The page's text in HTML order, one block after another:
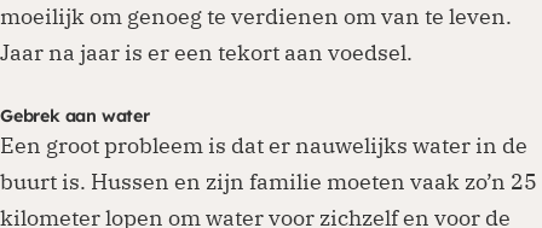
moeilijk om genoeg te verdienen om van te leven.
Jaar na jaar is er een tekort aan voedsel.
Gebrek aan water
Een groot probleem is dat er nauwelijks water in de
buurt is. Hussen en zijn familie moeten vaak zo’n 25
kilometer lopen om water voor zichzelf en voor de